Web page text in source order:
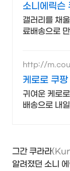
소니에릭슨
갤러리를 채
료배송으로
http://
케로로 쿠
게
귀여운 케로
배송으로 내
그간 쿠라라
알려졌던 소니